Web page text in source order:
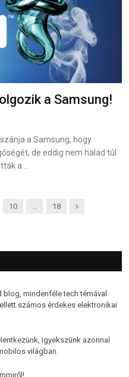
a Samsung!
a Samsung, hogy
de eddig nem halad túl
a…
10 18 Next
mindenféle tech témával
számos érdekes elektronikai
igyekszünk azonnal
világban.